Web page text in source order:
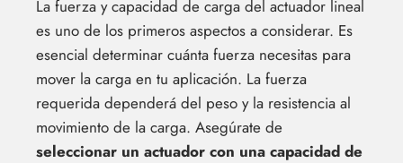
La fuerza y capacidad de carga del actuador lineal
es uno de los primeros aspectos a considerar. Es
esencial determinar cuánta fuerza necesitas para
mover la carga en tu aplicación. La fuerza
requerida dependerá del peso y la resistencia al
movimiento de la carga. Asegúrate de
seleccionar un actuador con una capacidad de